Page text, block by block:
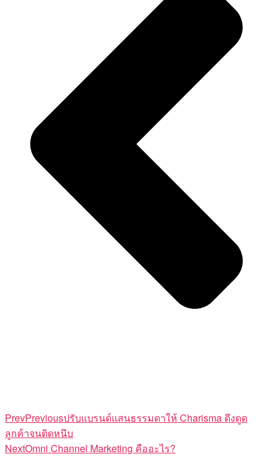
PrevPreviousปรับแบรนด์แสนธรรมดาให้ Charisma ดึงดูด
ลูกค้าจนติดหนึบ
NextOmni Channel Marketing คืออะไร?